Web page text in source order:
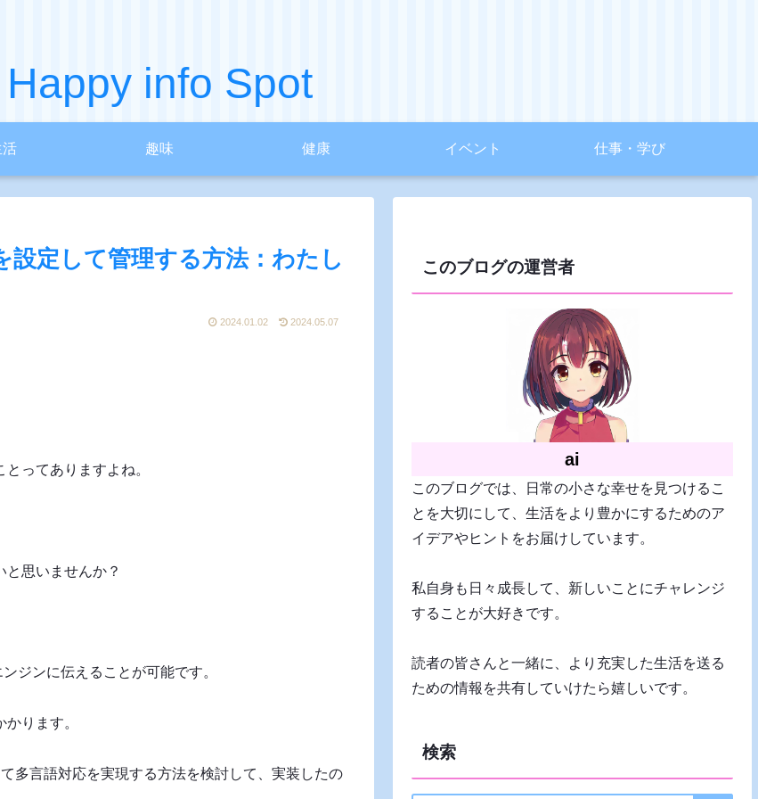
Happy info Spot
活 趣味 健康 イベント 仕事・学び
定して管理する方法：わたし
2024.01.02 2024.05.07
ってありますよね。
思いませんか？
ジンに伝えることが可能です。
ります。
多言語対応を実現する方法を検討して、実装したの
このブログの運営者
ai
このブログでは、日常の小さな幸せを見つけるこ
とを大切にして、生活をより豊かにするためのア
イデアやヒントをお届けしています。
私自身も日々成長して、新しいことにチャレンジ
することが大好きです。
読者の皆さんと一緒に、より充実した生活を送る
ための情報を共有していけたら嬉しいです。
検索